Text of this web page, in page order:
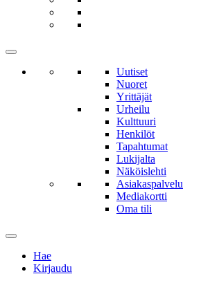
Uutiset
Nuoret
Yrittäjät
Urheilu
Kulttuuri
Henkilöt
Tapahtumat
Lukijalta
Näköislehti
Asiakaspalvelu
Mediakortti
Oma tili
Hae
Kirjaudu